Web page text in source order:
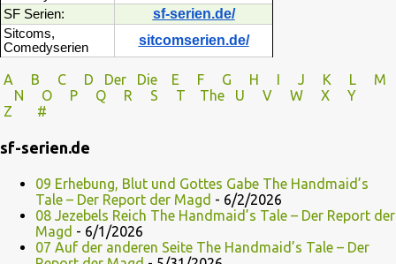
SF Serien: sf-serien.de/
Sitcoms,
Comedyserien
sitcomserien.de/
A B C D Der Die E F G H I J K L
M
N
O P Q R S T The U V
W X Y
Z
#
sf-serien.de
09 Erhebung, Blut und Gottes Gabe The Handmaid’s
Tale – Der Report der Magd - 6/2/2026
08 Jezebels Reich The Handmaid’s Tale – Der Report der
Magd - 6/1/2026
07 Auf der anderen Seite The Handmaid’s Tale – Der